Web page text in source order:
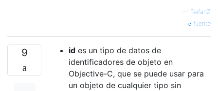
— FeifanZ
fuente
9 id es un tipo de datos de
identificadores de objeto en
Objective-C, que se puede usar para
un objeto de cualquier tipo sin